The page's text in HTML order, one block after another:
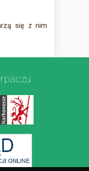
się z nim